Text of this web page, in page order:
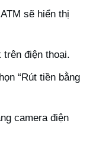
sẽ hiển thị
trên điện thoại.
“Rút tiền bằng
camera điện